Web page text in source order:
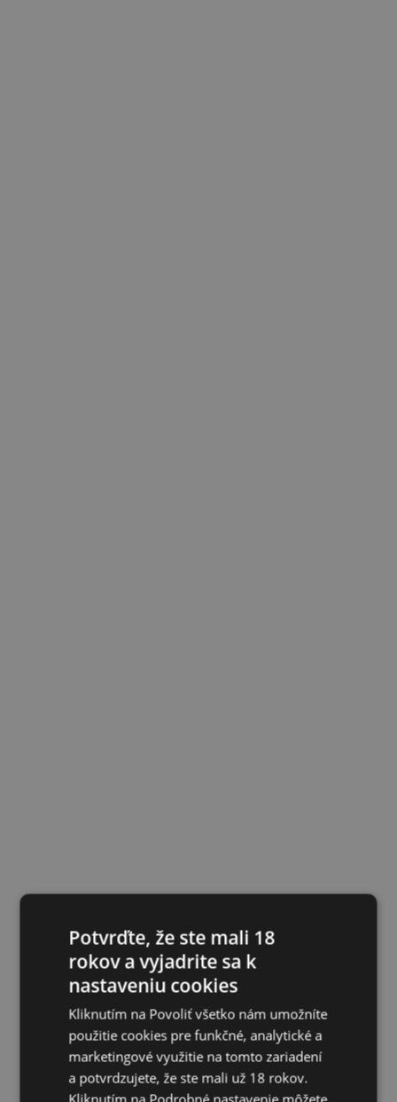
Potvrďte, že ste mali 18
rokov a vyjadrite sa k
nastaveniu cookies
Kliknutím na Povoliť všetko nám umožníte
použitie cookies pre funkčné, analytické a
marketingové využitie na tomto zariadení
a potvrdzujete, že ste mali už 18 rokov.